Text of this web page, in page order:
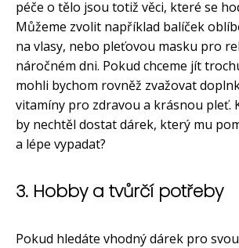
péče o tělo jsou totiž věci, které se
Můžeme zvolit například balíček
na vlasy, nebo pleťovou masku pro
náročném dni. Pokud chceme jít
mohli bychom rovněž zvažovat
vitamíny pro zdravou a krásnou pleť.
by nechtěl dostat dárek, který mu
a lépe vypadat?
3. Hobby a tvůrčí potřeby
Pokud hledáte vhodný dárek pro